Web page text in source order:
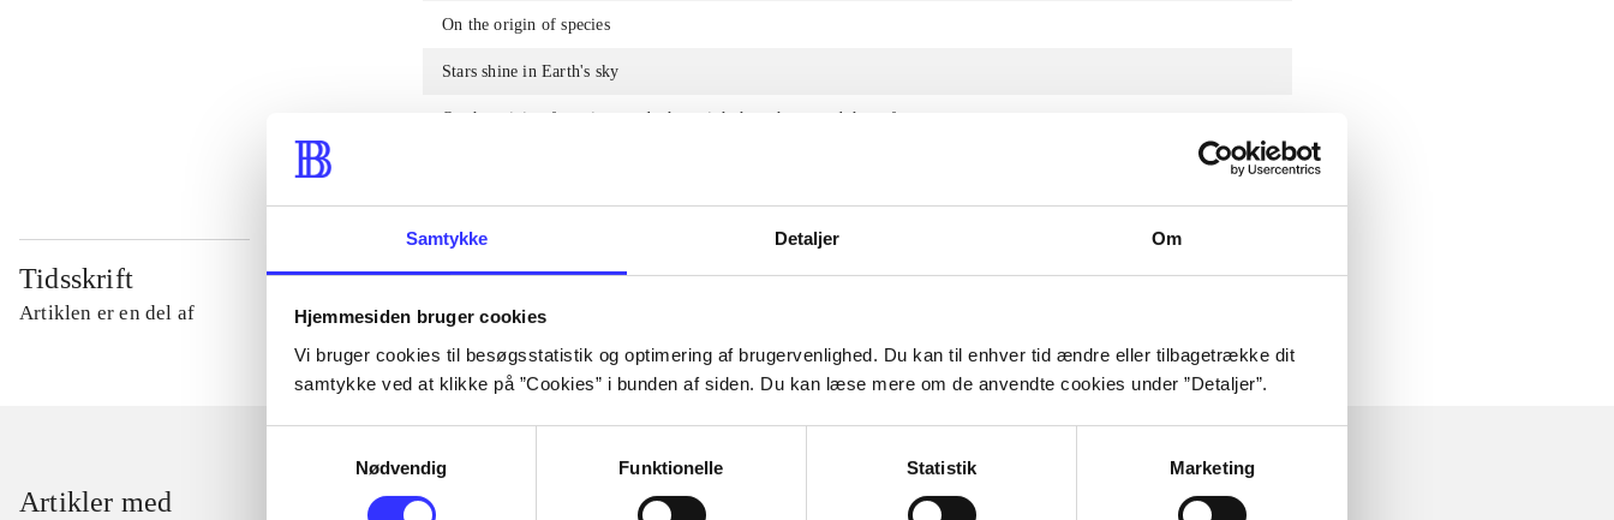
Samtykke Detaljer Om
Hjemmesiden bruger cookies
Vi bruger cookies til besøgsstatistik og optimering af brugervenlighed. Du kan til enhver tid ændre eller tilbagetrække dit
samtykke ved at klikke på ”Cookies” i bunden af siden. Du kan læse mere om de anvendte cookies under ”Detaljer”.
Nødvendig
Funktionelle Statistik Marketing
On the origin of species
Stars shine in Earth's sky
On the origin of species - and what might have happened thereafter
Tidsskrift
Artiklen er en del af
Artikler med